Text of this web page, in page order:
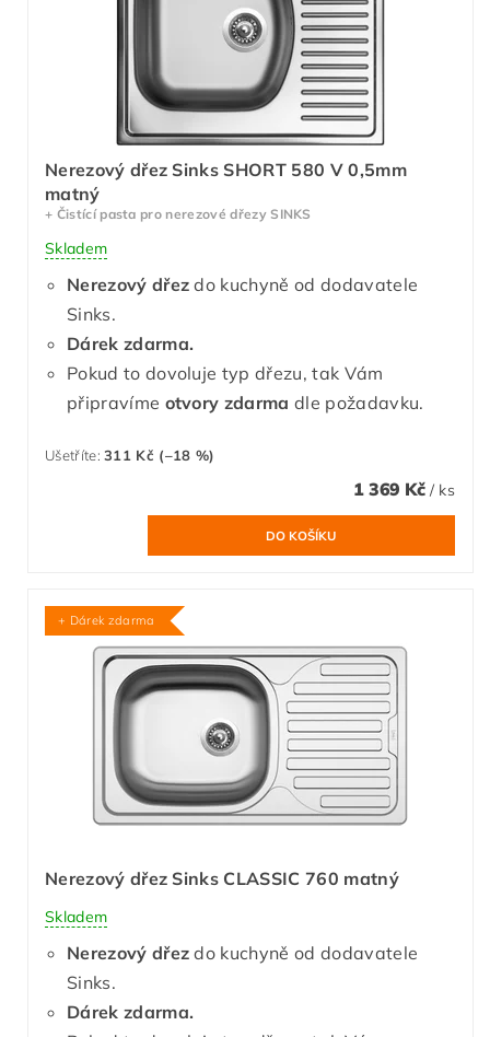
Nerezový dřez Sinks SHORT 580 V 0,5mm
matný
+ Čistící pasta pro nerezové dřezy SINKS
Skladem
Nerezový dřez do kuchyně od dodavatele
Sinks.
Dárek zdarma.
Pokud to dovoluje typ dřezu, tak Vám
připravíme otvory zdarma dle požadavku.
Ušetříte:311 Kč (–18 %)
1 369 Kč / ks
+ Dárek zdarma
Nerezový dřez Sinks CLASSIC 760 matný
Skladem
Nerezový dřez do kuchyně od dodavatele
Sinks.
Dárek zdarma.